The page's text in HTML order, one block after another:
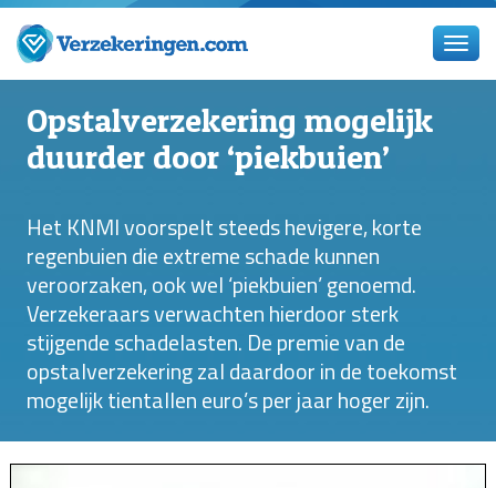
Opstalverzekering mogelijk
duurder door ‘piekbuien’
Het KNMI voorspelt steeds hevigere, korte
regenbuien die extreme schade kunnen
veroorzaken, ook wel ‘piekbuien’ genoemd.
Verzekeraars verwachten hierdoor sterk
stijgende schadelasten. De premie van de
opstalverzekering zal daardoor in de toekomst
mogelijk tientallen euro’s per jaar hoger zijn.